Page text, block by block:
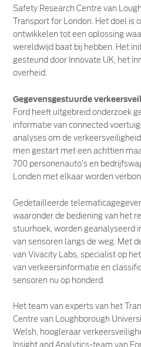
Safety Research Centre van
Transport for London. Het doel is
ontwikkelen tot een oplossing
wereldwijd baat bij hebben. Het
gesteund door Innovate UK, het
overheid.
Gegevensgestuurde
Ford heeft uitgebreid onderzoek
informatie van connected
analyses om de
men gestart met een achttien
700 personenauto’s en
Londen met elkaar worden
Gedetailleerde
waaronder de bediening van het
stuurhoek, worden geanalyseerd
van sensoren langs de weg. Met
van Vivacity Labs, specialist op
van verkeersinformatie en
sensoren nu op honderd.
Het team van experts van het
Centre van Loughborough
Welsh, hoogleraar
Insight and Analytics-team van